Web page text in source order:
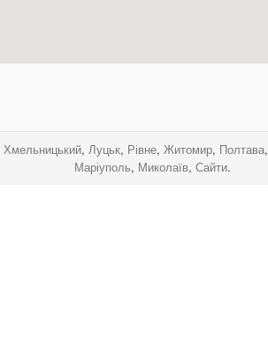
Хмельницький, Луцьк, Рівне, Житомир, Полтава,
Маріуполь, Миколаїв, Сайти.